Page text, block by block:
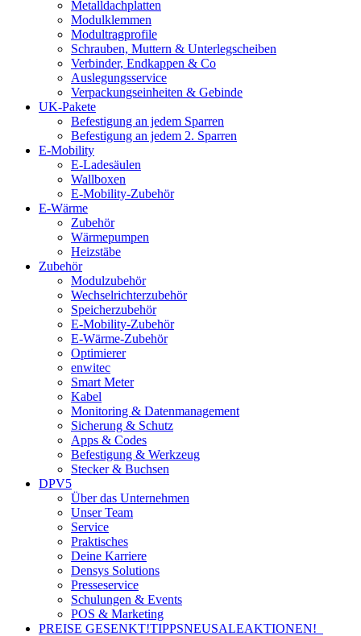
Metalldachplatten
Modulklemmen
Modultragprofile
Schrauben, Muttern & Unterlegscheiben
Verbinder, Endkappen & Co
Auslegungsservice
Verpackungseinheiten & Gebinde
UK-Pakete
Befestigung an jedem Sparren
Befestigung an jedem 2. Sparren
E-Mobility
E-Ladesäulen
Wallboxen
E-Mobility-Zubehör
E-Wärme
Zubehör
Wärmepumpen
Heizstäbe
Zubehör
Modulzubehör
Wechselrichterzubehör
Speicherzubehör
E-Mobility-Zubehör
E-Wärme-Zubehör
Optimierer
enwitec
Smart Meter
Kabel
Monitoring & Datenmanagement
Sicherung & Schutz
Apps & Codes
Befestigung & Werkzeug
Stecker & Buchsen
DPV5
Über das Unternehmen
Unser Team
Service
Praktisches
Deine Karriere
Densys Solutions
Presseservice
Schulungen & Events
POS & Marketing
PREISE GESENKT!TIPPSNEUSALEAKTIONEN!